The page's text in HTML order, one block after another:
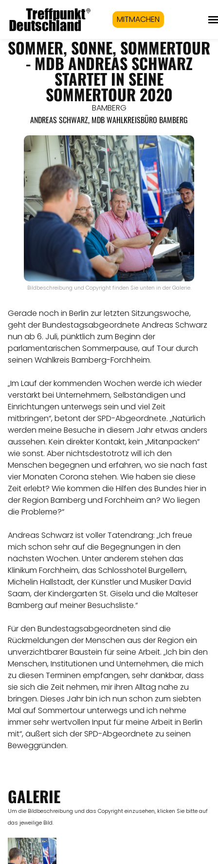
MITMACHEN
SOMMER, SONNE, SOMMERTOUR
- MDB ANDREAS SCHWARZ
STARTET IN SEINE
SOMMERTOUR 2020
BAMBERG
ANDREAS SCHWARZ, MDB WAHLKREISBÜRO BAMBERG
Bildbeschreibung und Copyright finden Sie unten in der Galerie.
Gerade noch in Berlin zur letzten Sitzungswoche,
geht der Bundestagsabgeordnete Andreas Schwarz
nun ab 6. Juli, pünktlich zum Beginn der
parlamentarischen Sommerpause, auf Tour durch
seinen Wahlkreis Bamberg-Forchheim.
„Im Lauf der kommenden Wochen werde ich wieder
verstärkt bei Unternehmern, Selbständigen und
Einrichtungen unterwegs sein und viel Zeit
mitbringen“, betont der SPD-Abgeordnete. „Natürlich
werden meine Besuche in diesem Jahr etwas anders
aussehen. Kein direkter Kontakt, kein „Mitanpacken“
wie sonst. Aber nichtsdestotrotz will ich den
Menschen begegnen und erfahren, wo sie nach fast
vier Monaten Corona stehen. Wie haben sie diese
Zeit erlebt? Wie kommen die Hilfen des Bundes hier in
der Region Bamberg und Forchheim an? Wo liegen
die Probleme?“
Andreas Schwarz ist voller Tatendrang: „Ich freue
mich schon sehr auf die Begegnungen in den
nächsten Wochen. Unter anderem stehen das
Klinikum Forchheim, das Schlosshotel Burgellern,
Michelin Hallstadt, der Künstler und Musiker David
Saam, der Kindergarten St. Gisela und die Malteser
Bamberg auf meiner Besuchsliste.“
Für den Bundestagsabgeordneten sind die
Rückmeldungen der Menschen aus der Region ein
unverzichtbarer Baustein für seine Arbeit. „Ich bin den
Menschen, Institutionen und Unternehmen, die mich
zu diesen Terminen empfangen, sehr dankbar, dass
sie sich die Zeit nehmen, mir ihren Alltag nahe zu
bringen. Dieses Jahr bin ich nun schon zum siebten
Mal auf Sommertour unterwegs und ich nehme
immer sehr wertvollen Input für meine Arbeit in Berlin
mit“, äußert sich der SPD-Abgeordnete zu seinen
Beweggründen.
GALERIE
Um die Bildbeschreibung und das Copyright einzusehen, klicken Sie bitte auf
das jeweilige Bild.